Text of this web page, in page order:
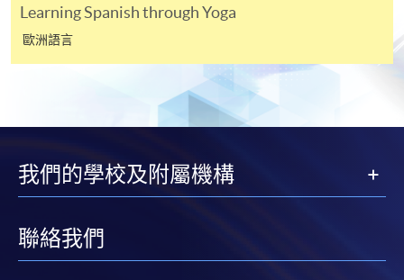
程/科目只可提交一次申請。
在網上報名過程中，付款成功後，網頁將顯示付款
確認。另外，確認電子郵件亦會發送到 閣下的電
子郵件帳戶。請保留確定回條作日後查詢用途。
除特殊情況(例如課程因報名人數不足而被取消)及
如須甄選入學，則正式收據並不可作為 閣下已獲
取錄的證明。學院將在截止報名日期後儘快通知申
學費。
Learning Spanish through Yoga
歐洲語言
我們的學校及附屬機構
聯絡我們